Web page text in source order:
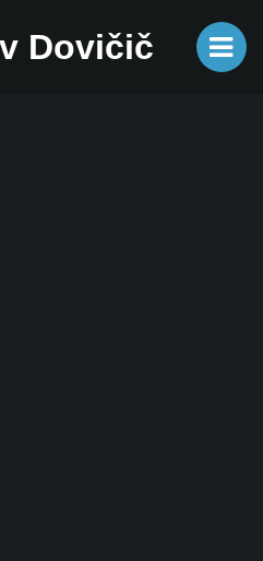
Dovičič